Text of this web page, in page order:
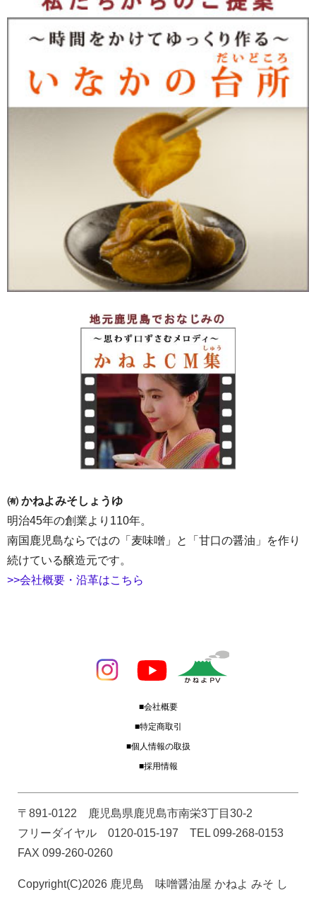
㈲ かねよみそしょうゆ
明治45年の創業より110年。
南国鹿児島ならではの「麦味噌」と「甘口の醤油」を作り
続けている醸造元です。
>>会社概要・沿革はこちら
■会社概要
■特定商取引
■個人情報の取扱
■採用情報
〒891-0122 鹿児島県鹿児島市南栄3丁目30-2
フリーダイヤル 0120-015-197 TEL 099-268-0153
FAX 099-260-0260
Copyright(C)2026 鹿児島 味噌醤油屋 かねよ みそ し